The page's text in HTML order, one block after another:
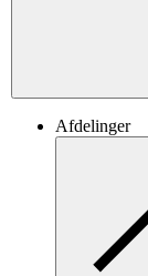
Afdelinger